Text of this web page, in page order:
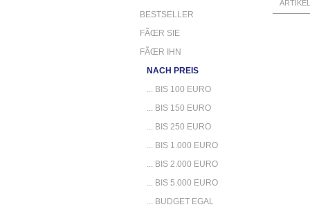
BESTSELLER
FÃŒR SIE
FÃŒR IHN
NACH PREIS
... BIS 100 EURO
... BIS 150 EURO
... BIS 250 EURO
... BIS 1.000 EURO
... BIS 2.000 EURO
... BIS 5.000 EURO
... BUDGET EGAL